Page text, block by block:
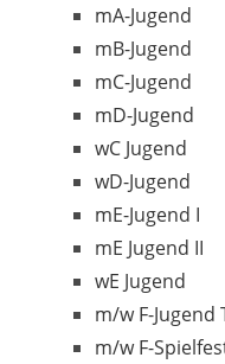
mA-Jugend
mB-Jugend
mC-Jugend
mD-Jugend
wC Jugend
wD-Jugend
mE-Jugend I
mE Jugend II
wE Jugend
m/w F-
m/w F-